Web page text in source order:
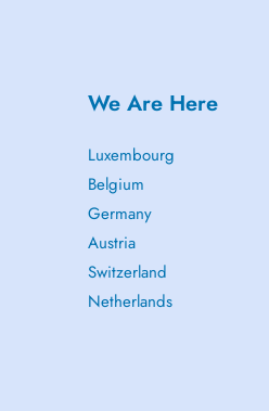
We Are Here
Luxembourg
Belgium
Germany
Austria
Switzerland
Netherlands